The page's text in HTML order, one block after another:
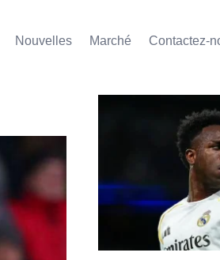
Nouvelles Marché​ Contactez-